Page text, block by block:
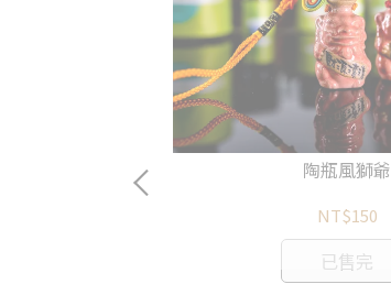
陶瓶風獅爺
NT$150
已售完